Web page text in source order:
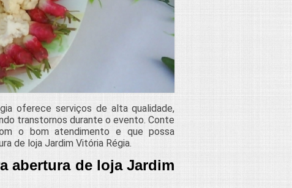
oferece serviços de alta qualidade,
transtornos durante o evento. Conte
o bom atendimento e que possa
de loja Jardim Vitória Régia.
abertura de loja Jardim